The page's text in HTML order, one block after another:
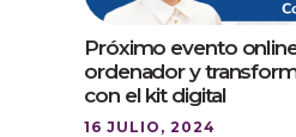
Próximo evento
ordenador y
con el kit digital
16 JULIO, 2024